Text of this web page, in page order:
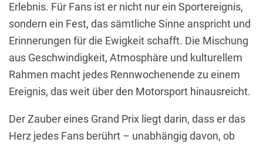
Erlebnis. Für Fans ist er nicht nur ein Sportereignis,
sondern ein Fest, das sämtliche Sinne anspricht und
Erinnerungen für die Ewigkeit schafft. Die Mischung
aus Geschwindigkeit, Atmosphäre und kulturellem
Rahmen macht jedes Rennwochenende zu einem
Ereignis, das weit über den Motorsport hinausreicht.
Der Zauber eines Grand Prix liegt darin, dass er das
Herz jedes Fans berührt – unabhängig davon, ob